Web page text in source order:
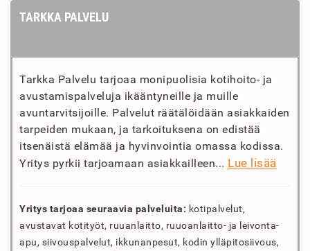
TARKKA PALVELU
Tarkka Palvelu tarjoaa monipuolisia kotihoito- ja
avustamispalveluja ikääntyneille ja muille
avuntarvitsijoille. Palvelut räätälöidään asiakkaiden
tarpeiden mukaan, ja tarkoituksena on edistää
itsenäistä elämää ja hyvinvointia omassa kodissa.
Yritys pyrkii tarjoamaan asiakkailleen... Lue lisää
Yritys tarjoaa seuraavia palveluita: kotipalvelut,
avustavat kotityöt, ruuanlaitto, ruuoanlaitto- ja leivonta-
apu, siivouspalvelut, ikkunanpesut, kodin ylläpitosiivous,